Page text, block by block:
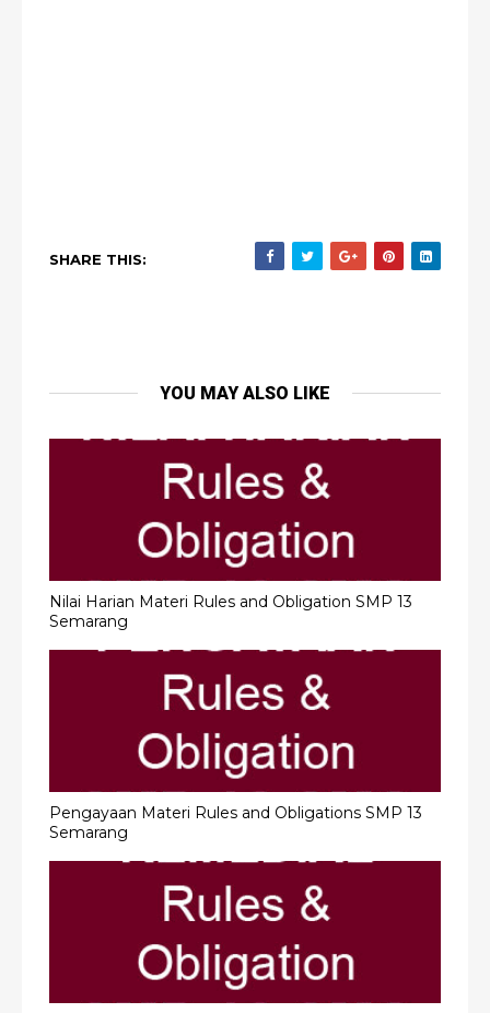
SHARE THIS:
YOU MAY ALSO LIKE
Nilai Harian Materi Rules and Obligation SMP 13
Semarang
Pengayaan Materi Rules and Obligations SMP 13
Semarang